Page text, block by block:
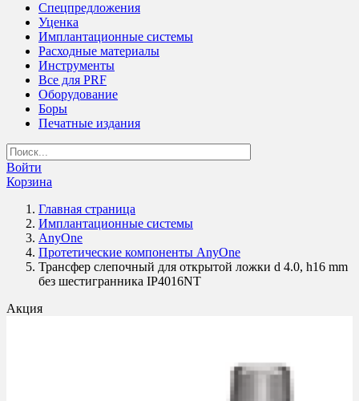
Спецпредложения
Уценка
Имплантационные системы
Расходные материалы
Инструменты
Все для PRF
Оборудование
Боры
Печатные издания
Войти
Корзина
Главная страница
Имплантационные системы
AnyOne
Протетические компоненты AnyOne
Трансфер слепочный для открытой ложки d 4.0, h16 mm
без шестигранника IP4016NT
Акция